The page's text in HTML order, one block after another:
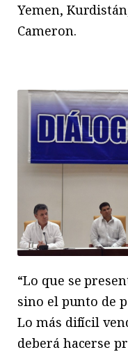
Yemen,
Cameron.
“Lo que se
sino el punto de
Lo más difícil
deberá hacerse